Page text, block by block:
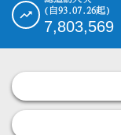
(自93.07.26起)
7,803,569